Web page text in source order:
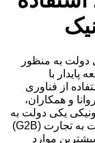
دولت به منظور
پایدار با
از فناوری
و همکاران،
یکی دولت به
دولت (G2G)، دولت به شهروندان (G2C) و دولت به تجارت (G2B)
دریافتند که بیشترین موارد